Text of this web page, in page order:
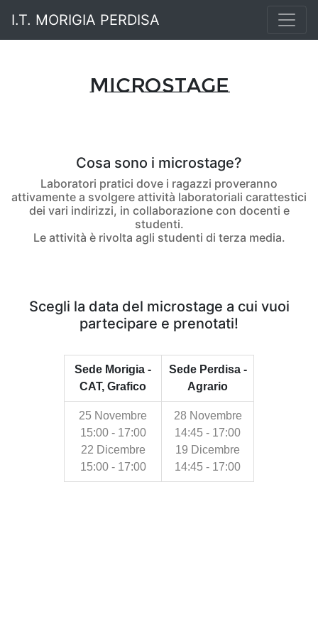
I.T. MORIGIA PERDISA
Microstage
Cosa sono i microstage?
Laboratori pratici dove i ragazzi proveranno
attivamente a svolgere attività laboratoriali carattestici
dei vari indirizzi, in collaborazione con docenti e
studenti.
Le attività è rivolta agli studenti di terza media.
Scegli la data del microstage a cui vuoi
partecipare e prenotati!
Sede Morigia -
CAT, Grafico
Sede Perdisa -
Agrario
25 Novembre
15:00 - 17:00
22 Dicembre
15:00 - 17:00
28 Novembre
14:45 - 17:00
19 Dicembre
14:45 - 17:00